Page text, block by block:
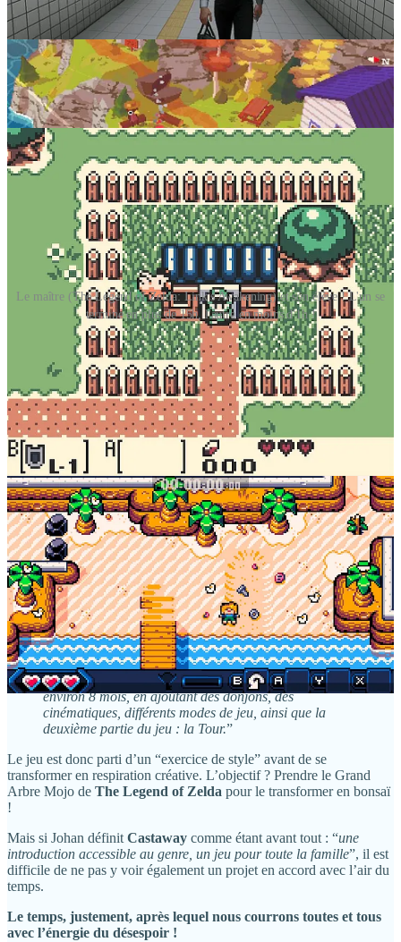
monde “à poil” ; exploration mâtinée de puzzles et de combats ;
donjons menant à un boss, qui une fois vaincu donne accès à un
outil permettant de poursuivre son exploration (grappin, etc.).
Sauf qu’avec Castaway, tout est en tailleXXS!
Le maître (The Legend of Zelda: Link's Awakening) et son élève ! L'un se
termine en plus de 15h, l'autre en moins d'1h !
3 mini donjons et 2 outils à acquérir, avec en prime le déblocage en
fin de partie d’une optionspeedrun et d’un mode “roguelite”. Ce
dernier, appelé La Tour (dont on doit bien entendu gravir les étages),
rallonge la durée de vie du jeu, même si ici la “durée de vie” n’est
pas vraiment le propos…
Johan Vinet, son créateur solo (il a tout fait : graphismes,
musique et programmation), nous parle de la gestation du jeu…
Castaway est né d'un projet Pico-8 sur lequel je
travaillais en 2016 avec un ancien collègue de Tribute
Games. À l’origine, c'était un exercice de style, un défi
technique où l'on souhaitait créer un Zelda-like ultra
condensé dans un cadre limité. La version initiale du
jeu était encore plus simplifiée, mais nous avons dû
l’abandonner par manque de temps. Pendant le
développement de LUNARK, j'avais besoin de pauses
créatives, alors j'ai commencé à le porter sous
GameMaker, en gardant l’essentiel intact. Finalement,
après la sortie de LUNARK, pour sortir de cette phase
difficile d’après-projet, j'ai décidé de transformer
Castaway en un jeu commercial. J'y ai consacré
environ 8 mois, en ajoutant des donjons, des
cinématiques, différents modes de jeu, ainsi que la
deuxième partie du jeu : la Tour.”
Le jeu est donc parti d’un “exercice de style” avant de se
transformer en respiration créative. L’objectif ? Prendre le Grand
Arbre Mojo de The Legend of Zelda pour le transformer en bonsaï
!
Mais si Johan définit Castaway comme étant avant tout : “une
introduction accessible au genre, un jeu pour toute la famille”, il est
difficile de ne pas y voir également un projet en accord avec l’air du
temps.
Le temps, justement, après lequel nous courrons toutes et tous
avec l’énergie du désespoir !